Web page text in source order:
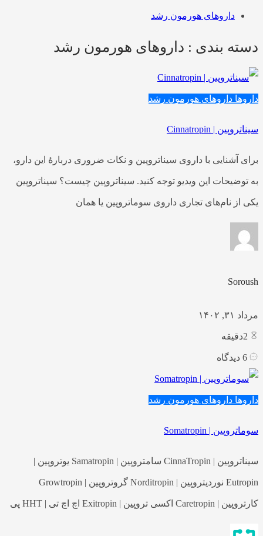
داروهای هورمون رشد
دسته بندی : داروهای هورمون رشد
داروها داروهای هورمون رشد
سیناتروپین | Cinnatropin
برای آشنایی با داروی سیناتروپین و نکات ضروری دربارهٔ این دارو،
به توضیحات این ویدیو توجه کنید. سیناتروپین چیست؟ سیناتروپین
یکی از نام‌های تجاری داروی سوماتروپین یا همان
Soroush
مرداد ۳۱, ۱۴۰۲
دقیقه
دیدگاه
داروها داروهای هورمون رشد
سوماتروپین | Somatropin
سیناتروپین | CinnaTropin سامتروپین | Samatropin یوتروپین |
Eutropin نوردیتروپین | Norditropin گروتروپین | Growtropin
کارتروپین | Caretropin اکسی تروپین | Exitropin اچ اچ تی | HHT پی